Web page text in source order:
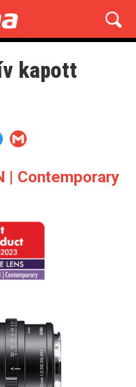
kapott
Twitter
| Contemporary